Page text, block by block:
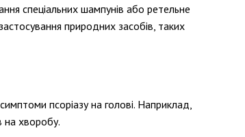
спеціальних шампунів або ретельне
природних засобів, таких
псоріазу на голові. Наприклад,
на хворобу.